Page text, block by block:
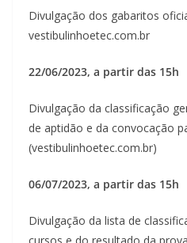
Divulgação dos gabaritos
vestibulinhoetec.com.br
22/06/2023, a partir das 15h
Divulgação da classificação
de aptidão e da convocação
(vestibulinhoetec.com.br)
06/07/2023, a partir das 15h
Divulgação da lista de